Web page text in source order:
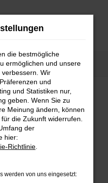
Error
aufgetreten.
dir helfen können:
die bestmögliche
ermöglichen und unsere
Wir
und
und Statistiken nur,
geben. Wenn Sie zu
Meinung ändern, können
die Zukunft widerrufen.
der
hier:
Richtlinie
werden von uns eingesetzt: